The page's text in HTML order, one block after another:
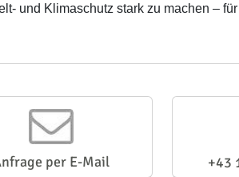
und Klimaschutz stark zu machen –
per E-Mail +43